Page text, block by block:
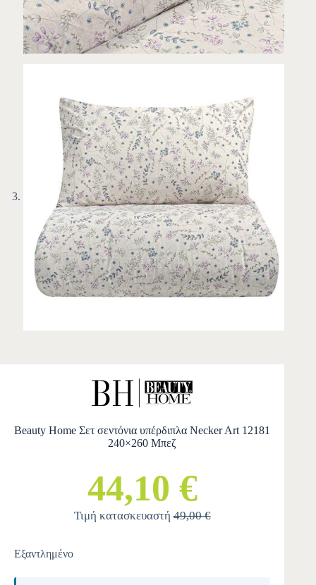
Beauty Home Σετ σεντόνια υπέρδιπλα Necker Art 12181
240×260 Μπεζ
44,10 €
Τιμή κατασκευαστή49,00 €
Εξαντλημένο